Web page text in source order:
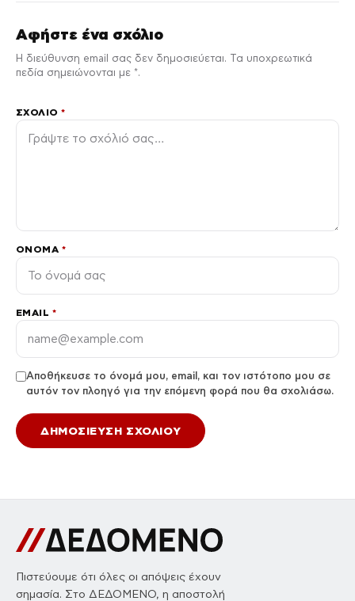
Αφήστε ένα σχόλιο
Η διεύθυνση email σας δεν δημοσιεύεται. Τα υποχρεωτικά
πεδία σημειώνονται με *.
ΣΧΌΛΙΟ*
ΌΝΟΜΑ *
EMAIL *
Αποθήκευσε το όνομά μου, email, και τον ιστότοπο μου σε
αυτόν τον πλοηγό για την επόμενη φορά που θα σχολιάσω.
Πιστεύουμε ότι όλες οι απόψεις έχουν
σημασία. Στο ΔΕΔΟΜΕΝΟ, η αποστολή